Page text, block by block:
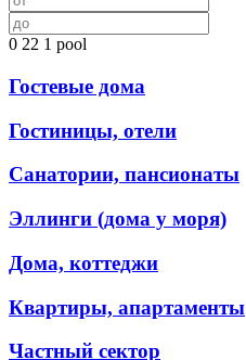
0 22 1 pool
Гостевые дома
Гостиницы, отели
Санатории, пансионаты
Эллинги (дома у моря)
Дома, коттеджи
Квартиры, апартаменты
Частный сектор